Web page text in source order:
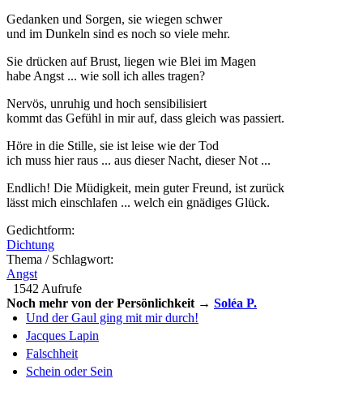
Gedanken und Sorgen, sie wiegen schwer
und im Dunkeln sind es noch so viele mehr.
Sie drücken auf Brust, liegen wie Blei im Magen
habe Angst ... wie soll ich alles tragen?
Nervös, unruhig und hoch sensibilisiert
kommt das Gefühl in mir auf, dass gleich was passiert.
Höre in die Stille, sie ist leise wie der Tod
ich muss hier raus ... aus dieser Nacht, dieser Not ...
Endlich! Die Müdigkeit, mein guter Freund, ist zurück
lässt mich einschlafen ... welch ein gnädiges Glück.
Gedichtform:
Dichtung
Thema / Schlagwort:
Angst
1542 Aufrufe
Noch mehr von der Persönlichkeit → Soléa P.
Und der Gaul ging mit mir durch!
Jacques Lapin
Falschheit
Schein oder Sein